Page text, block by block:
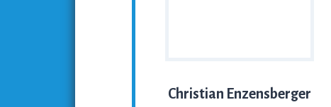
Christian Enzensberger